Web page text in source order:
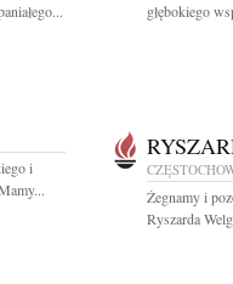
głębokiego
i
Żegnamy i
Ryszarda